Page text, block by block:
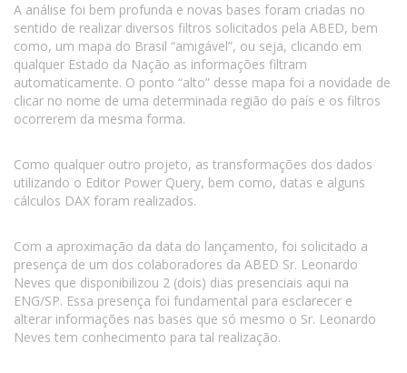
A análise foi bem profunda e novas bases foram criadas no
sentido de realizar diversos filtros solicitados pela ABED, bem
como, um mapa do Brasil “amigável”, ou seja, clicando em
qualquer Estado da Nação as informações filtram
automaticamente. O ponto “alto” desse mapa foi a novidade de
clicar no nome de uma determinada região do país e os filtros
ocorrerem da mesma forma.
Como qualquer outro projeto, as transformações dos dados
utilizando o Editor Power Query, bem como, datas e alguns
cálculos DAX foram realizados.
Com a aproximação da data do lançamento, foi solicitado a
presença de um dos colaboradores da ABED Sr. Leonardo
Neves que disponibilizou 2 (dois) dias presenciais aqui na
ENG/SP. Essa presença foi fundamental para esclarecer e
alterar informações nas bases que só mesmo o Sr. Leonardo
Neves tem conhecimento para tal realização.